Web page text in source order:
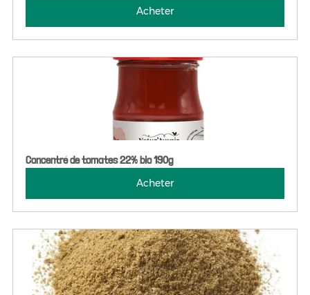
Acheter
Concentré de tomates 22% bio 190g
Acheter